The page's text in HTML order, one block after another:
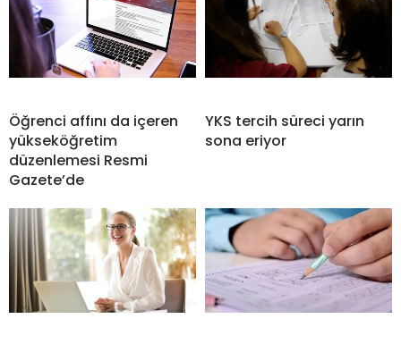
Öğrenci affını da içeren
yükseköğretim
düzenlemesi Resmi
Gazete’de
YKS tercih süreci yarın
sona eriyor